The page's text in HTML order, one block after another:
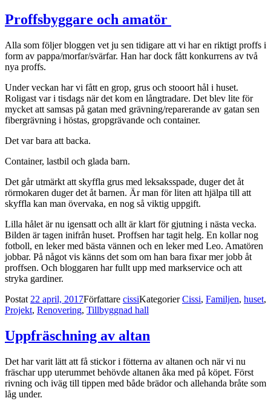
Proffsbyggare och amatör
Alla som följer bloggen vet ju sen tidigare att vi har en riktigt proffs i
form av pappa/morfar/svärfar. Han har dock fått konkurrens av två
nya proffs.
Under veckan har vi fått en grop, grus och stooort hål i huset.
Roligast var i tisdags när det kom en långtradare. Det blev lite för
mycket att samsas på gatan med grävning/reparerande av gatan sen
fibergrävning i höstas, gropgrävande och container.
Det var bara att backa.
Container, lastbil och glada barn.
Det går utmärkt att skyffla grus med leksaksspade, duger det åt
rörmokaren duger det åt barnen. Är man för liten att hjälpa till att
skyffla kan man övervaka, en nog så viktig uppgift.
Lilla hålet är nu igensatt och allt är klart för gjutning i nästa vecka.
Bilden är tagen inifrån huset. Proffsen har tagit helg. En kollar nog
fotboll, en leker med bästa vännen och en leker med Leo. Amatören
jobbar. På något vis känns det som om han bara fixar mer jobb åt
proffsen. Och bloggaren har fullt upp med markservice och att
stryka gardiner.
Postat 22 april, 2017Författare cissiKategorierCissi, Familjen, huset,
Projekt, Renovering, Tillbyggnad hall
Uppfräschning av altan
Det har varit lätt att få stickor i fötterna av altanen och när vi nu
fräschar upp uterummet behövde altanen åka med på köpet. Först
rivning och iväg till tippen med både brädor och allehanda bråte som
låg under.